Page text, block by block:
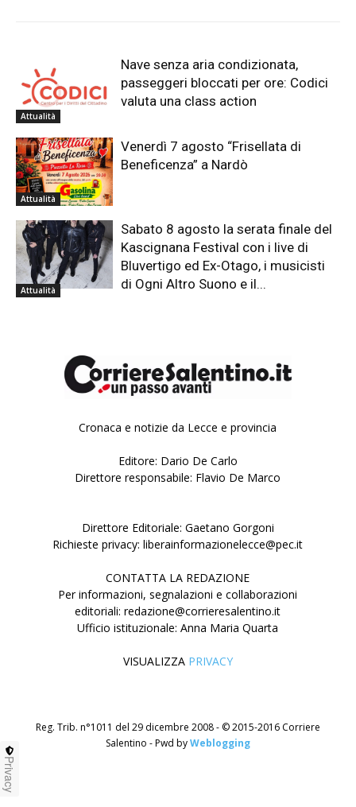
Attualità
Nave senza aria condizionata,
passeggeri bloccati per ore: Codici
valuta una class action
Attualità
Venerdì 7 agosto “Frisellata di
Beneficenza” a Nardò
Attualità
Sabato 8 agosto la serata finale del
Kascignana Festival con i live di
Bluvertigo ed Ex-Otago, i musicisti
di Ogni Altro Suono e il...
Cronaca e notizie da Lecce e provincia
Editore: Dario De Carlo
Direttore responsabile: Flavio De Marco
Direttore Editoriale: Gaetano Gorgoni
Richieste privacy: liberainformazionelecce@pec.it
CONTATTA LA REDAZIONE
Per informazioni, segnalazioni e collaborazioni
editoriali: redazione@corrieresalentino.it
Ufficio istituzionale: Anna Maria Quarta
VISUALIZZA PRIVACY
Reg. Trib. n°1011 del 29 dicembre 2008 - © 2015-2016 Corriere
Salentino - Pwd byWeblogging
Privacy